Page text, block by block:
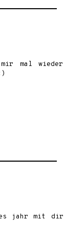
mal wieder
jahr mit dir